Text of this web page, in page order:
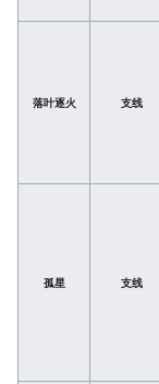
落叶逐火 支线
孤星 支线